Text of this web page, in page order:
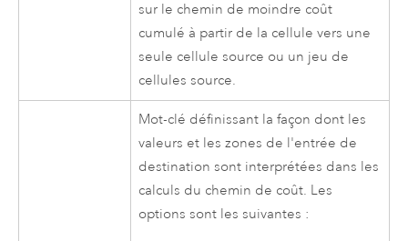
sur le chemin de moindre coût
cumulé à partir de la cellule vers une
seule cellule source ou un jeu de
cellules source.
Mot-clé définissant la façon dont les
valeurs et les zones de l'entrée de
destination sont interprétées dans les
calculs du chemin de coût. Les
options sont les suivantes :